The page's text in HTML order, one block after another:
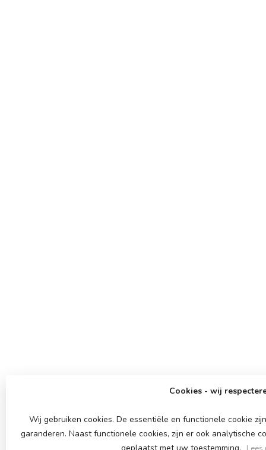
Cookies - wij
Wij gebruiken cookies. De essentiële en functionele cookie
garanderen. Naast functionele cookies, zijn er ook analytische
Lees